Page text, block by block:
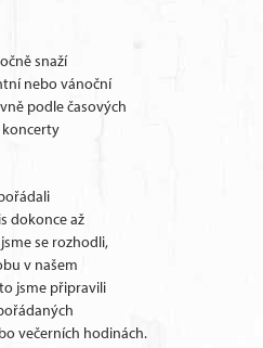
snaží
nebo vánoční
podle časových
dokonce až
se rozhodli,
v našem
jsme připravili
večerních hodinách.